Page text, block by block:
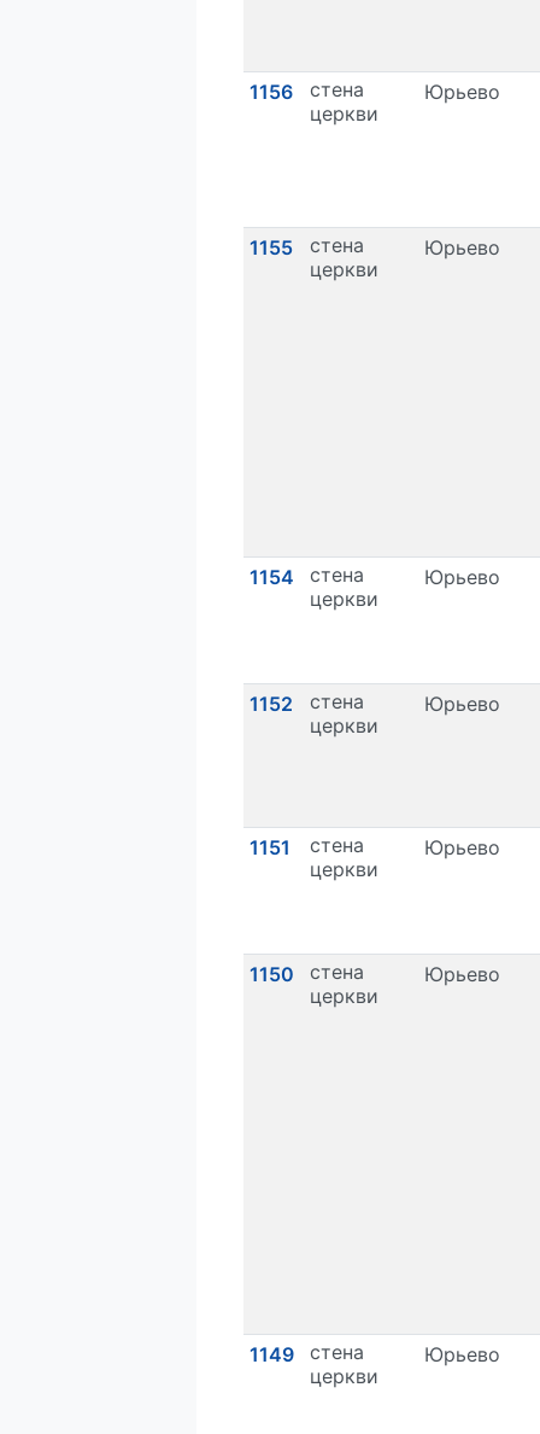
1156
стена
церкви
Юрьево
1155
стена
церкви
Юрьево
1154
стена
церкви
Юрьево
1152
стена
церкви
Юрьево
1151
стена
церкви
Юрьево
1150
стена
церкви
Юрьево
1149
стена
церкви
Юрьево